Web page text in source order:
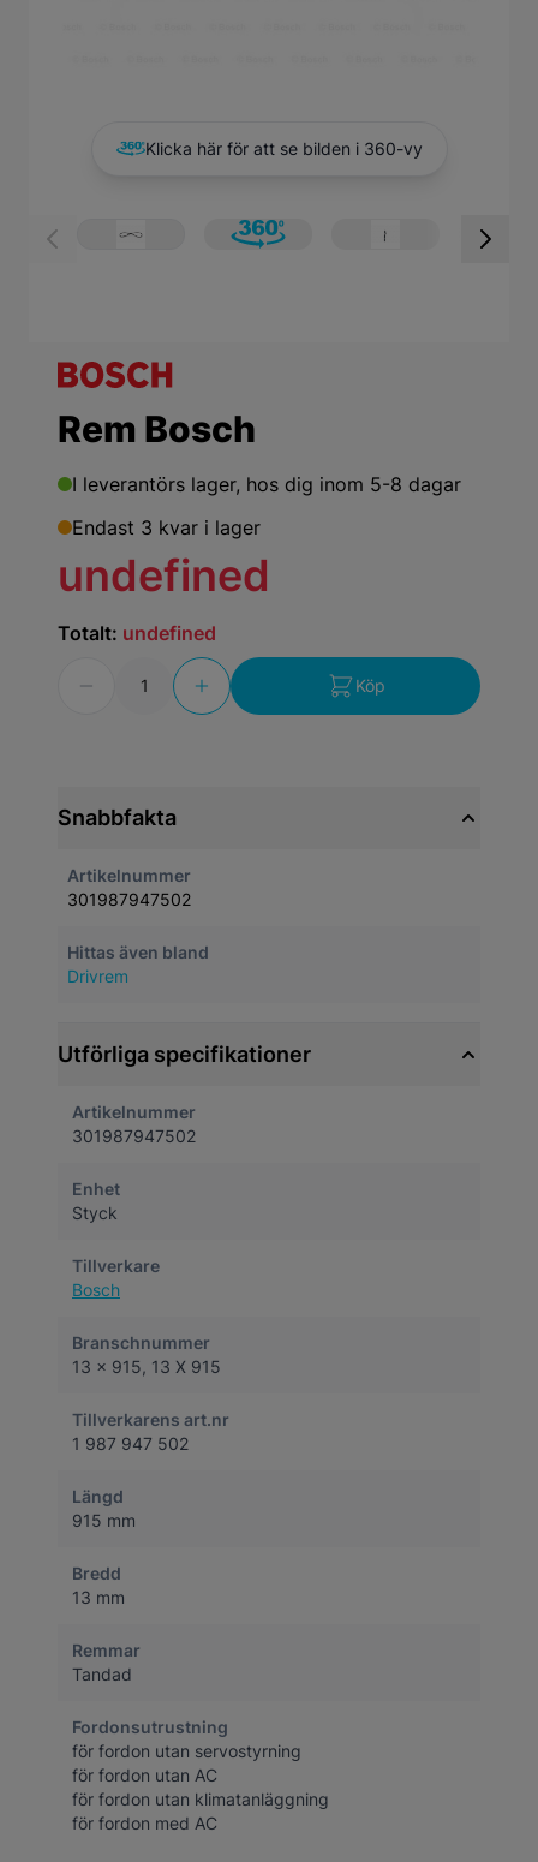
Klicka här för att se bilden i 360-vy
View larger image
View larger image
View larger
Rem Bosch
I leverantörs lager, hos dig inom 5-8 dagar
Endast 3 kvar i lager
Totalt: undefined
Köp
undefined
Snabbfakta
Artikelnummer
301987947502
Hittas även bland
Drivrem
Utförliga specifikationer
Artikelnummer
301987947502
Enhet
Styck
Tillverkare
Bosch
Branschnummer
13 x 915, 13 X 915
Tillverkarens art.nr
1 987 947 502
Längd
915 mm
Bredd
13 mm
Remmar
Tandad
Fordonsutrustning
för fordon utan servostyrning
för fordon utan AC
för fordon utan klimatanläggning
för fordon med AC